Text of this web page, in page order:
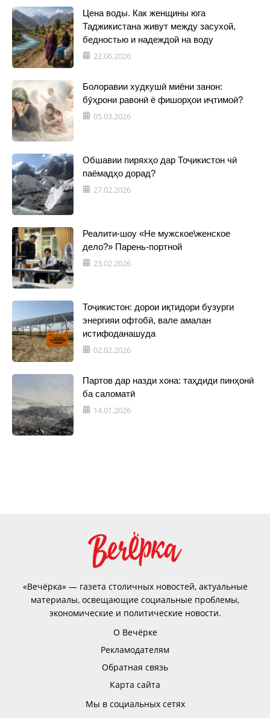
Цена воды. Как женщины юга
Таджикистана живут между засухой,
бедностью и надеждой на воду
22.06.2026
Болоравии худкушӣ миёни занон:
бӯҳрони равонӣ ё фишорҳои иҷтимоӣ?
05.03.2026
Обшавии пиряхҳо дар Тоҷикистон чӣ
паёмадҳо дорад?
27.02.2026
Реалити-шоу «Не мужское\женское
дело?» Парень-портной
23.02.2026
Тоҷикистон: дорои иқтидори бузурги
энергияи офтобӣ, вале амалан
истифоданашуда
02.02.2026
Партов дар назди хона: таҳдиди пинҳонӣ
ба саломатӣ
14.01.2026
«Вечёрка» — газета столичных новостей, актуальные
материалы, освещающие социальные проблемы,
экономические и политические новости.
О Вечёрке
Рекламодателям
Обратная связь
Карта сайта
Мы в социальных сетях